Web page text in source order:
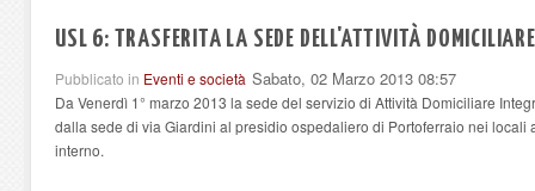
USL 6: TRASFERITA LA SEDE DELL'ATTIVITÀ
Pubblicato in Eventi e società Sabato, 02 Marzo 2013 08:57
Da Venerdì 1° marzo 2013 la sede del servizio di Attività Domiciliare
dalla sede di via Giardini al presidio ospedaliero di Portoferraio nei locali
interno.